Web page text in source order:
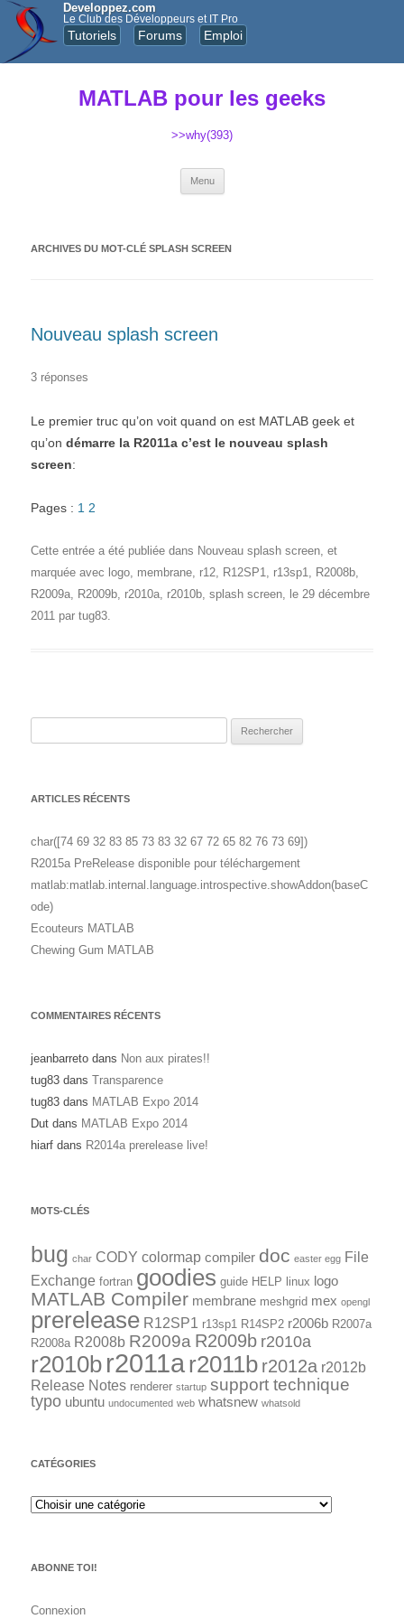
Developpez.com
Le Club des Développeurs et IT Pro
Tutoriels Forums Emploi
MATLAB pour les geeks
>>why(393)
Menu
ARCHIVES DU MOT-CLÉ SPLASH SCREEN
Nouveau splash screen
3 réponses
Le premier truc qu’on voit quand on est MATLAB geek et
qu’on démarre la R2011a c’est le nouveau splash
screen:
Pages : 1 2
Cette entrée a été publiée dans Nouveau splash screen, et
marquée avec logo, membrane, r12, R12SP1, r13sp1, R2008b,
R2009a, R2009b, r2010a, r2010b, splash screen, le 29 décembre
2011 par tug83.
ARTICLES RÉCENTS
char([74 69 32 83 85 73 83 32 67 72 65 82 76 73 69])
R2015a PreRelease disponible pour téléchargement
matlab:matlab.internal.language.introspective.showAddon(baseC
ode)
Ecouteurs MATLAB
Chewing Gum MATLAB
COMMENTAIRES RÉCENTS
jeanbarreto dans Non aux pirates!!
tug83 dans Transparence
tug83 dans MATLAB Expo 2014
Dut dans MATLAB Expo 2014
hiarf dans R2014a prerelease live!
MOTS-CLÉS
bug char CODY colormap compiler doc easter egg File
Exchange fortran goodies guide HELP linux logo
MATLAB Compiler membrane meshgrid mex opengl
prerelease R12SP1 r13sp1 R14SP2 r2006b R2007a
R2008a R2008b R2009a R2009b r2010a
r2010b r2011ar2011b r2012a r2012b
Release Notes renderer startup support technique
typo ubuntu undocumented web whatsnew whatsold
CATÉGORIES
ABONNE TOI!
Connexion